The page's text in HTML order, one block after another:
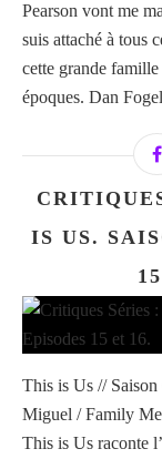
Pearson vont me
suis attaché à tous
cette grande
époques. Dan
IS US.
This is Us //
Miguel / Family
This is Us raconte